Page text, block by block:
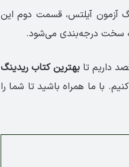
آزمون آیلتس، قسمت دوم این
داریم تا بهترین کتاب ریدینگ
با ما همراه باشید تا شما را